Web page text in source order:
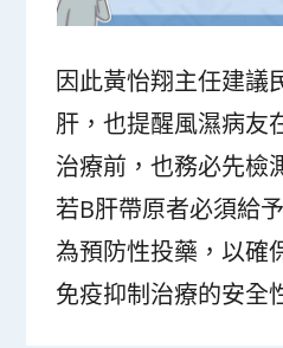
因此黃怡翔主任建議
肝，也提醒風濕病友
治療前，也務必先檢
若B肝帶原者必須給
為預防性投藥，以確
免疫抑制治療的安全